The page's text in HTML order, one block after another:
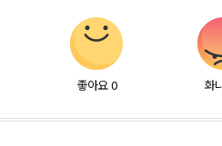
좋아요 0 화